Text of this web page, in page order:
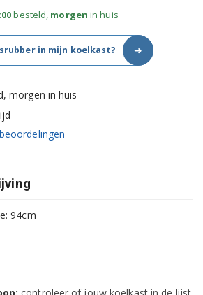
besteld, morgen in huis
in mijn koelkast? ➜
morgen in huis
beoordelingen
94cm